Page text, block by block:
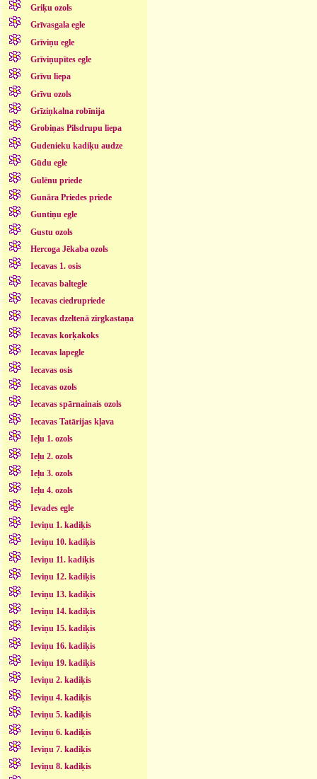
Griķu ozols
Grīvasgala egle
Grīviņu egle
Grīviņupītes egle
Grīvu liepa
Grīvu ozols
Grīziņkalna robīnija
Grobiņas Pilsdrupu liepa
Gudenieku kadiķu audze
Gūdu egle
Gulēnu priede
Gunāra Priedes priede
Guntiņu egle
Gustu ozols
Hercoga Jēkaba ozols
Iecavas 1. osis
Iecavas baltegle
Iecavas ciedrupriede
Iecavas dzeltenā zirgkastaņa
Iecavas korķakoks
Iecavas lapegle
Iecavas osis
Iecavas ozols
Iecavas spārnainais ozols
Iecavas Tatārijas kļava
Ieļu 1. ozols
Ieļu 2. ozols
Ieļu 3. ozols
Ieļu 4. ozols
Ievades egle
Ieviņu 1. kadiķis
Ieviņu 10. kadiķis
Ieviņu 11. kadiķis
Ieviņu 12. kadiķis
Ieviņu 13. kadiķis
Ieviņu 14. kadiķis
Ieviņu 15. kadiķis
Ieviņu 16. kadiķis
Ieviņu 19. kadiķis
Ieviņu 2. kadiķis
Ieviņu 4. kadiķis
Ieviņu 5. kadiķis
Ieviņu 6. kadiķis
Ieviņu 7. kadiķis
Ieviņu 8. kadiķis